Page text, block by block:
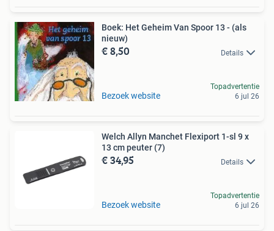
Boek: Het Geheim Van Spoor 13 - (als
nieuw)
€ 8,50 Details
Bezoek website
Topadvertentie
6 jul 26
Welch Allyn Manchet Flexiport 1-sl 9 x
13 cm peuter (7)
€ 34,95 Details
Bezoek website
Topadvertentie
6 jul 26